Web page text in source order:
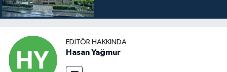
EDITÖR HAKKINDA
Hasan Yağmur